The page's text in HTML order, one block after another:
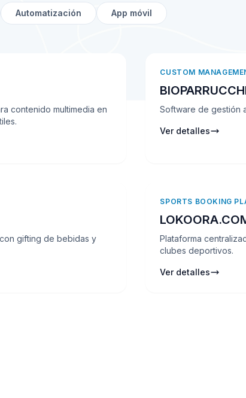
Automatización App móvil
contenido multimedia en
CUSTOM
Software de gestión
Ver detalles
gifting de bebidas y
SPORTS BOOKING
Plataforma
clubes deportivos.
Ver detalles